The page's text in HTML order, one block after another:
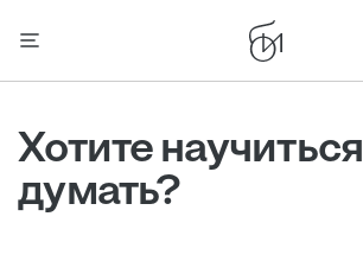
Хотите научиться
думать?